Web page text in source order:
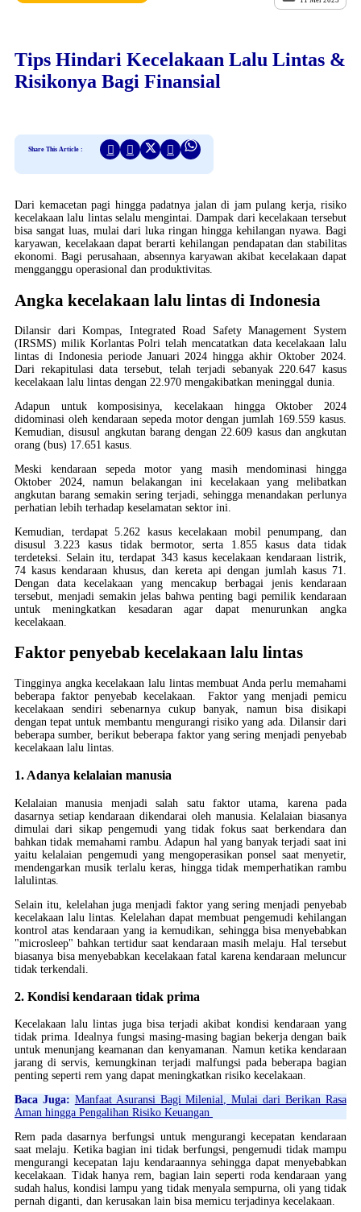
Tips Hindari Kecelakaan Lalu Lintas &
Risikonya Bagi Finansial
Share This Article :
Dari kemacetan pagi hingga padatnya jalan di jam pulang kerja, risiko
kecelakaan lalu lintas selalu mengintai. Dampak dari kecelakaan tersebut
bisa sangat luas, mulai dari luka ringan hingga kehilangan nyawa. Bagi
karyawan, kecelakaan dapat berarti kehilangan pendapatan dan stabilitas
ekonomi. Bagi perusahaan, absennya karyawan akibat kecelakaan dapat
mengganggu operasional dan produktivitas.
Angka kecelakaan lalu lintas di Indonesia
Dilansir dari Kompas, Integrated Road Safety Management System
(IRSMS) milik Korlantas Polri telah mencatatkan data kecelakaan lalu
lintas di Indonesia periode Januari 2024 hingga akhir Oktober 2024.
Dari rekapitulasi data tersebut, telah terjadi sebanyak 220.647 kasus
kecelakaan lalu lintas dengan 22.970 mengakibatkan meninggal dunia.
Adapun untuk komposisinya, kecelakaan hingga Oktober 2024
didominasi oleh kendaraan sepeda motor dengan jumlah 169.559 kasus.
Kemudian, disusul angkutan barang dengan 22.609 kasus dan angkutan
orang (bus) 17.651 kasus.
Meski kendaraan sepeda motor yang masih mendominasi hingga
Oktober 2024, namun belakangan ini kecelakaan yang melibatkan
angkutan barang semakin sering terjadi, sehingga menandakan perlunya
perhatian lebih terhadap keselamatan sektor ini.
Kemudian, terdapat 5.262 kasus kecelakaan mobil penumpang, dan
disusul 3.223 kasus tidak bermotor, serta 1.855 kasus data tidak
terdeteksi. Selain itu, terdapat 343 kasus kecelakaan kendaraan listrik,
74 kasus kendaraan khusus, dan kereta api dengan jumlah kasus 71.
Dengan data kecelakaan yang mencakup berbagai jenis kendaraan
tersebut, menjadi semakin jelas bahwa penting bagi pemilik kendaraan
untuk meningkatkan kesadaran agar dapat menurunkan angka
kecelakaan.
Faktor penyebab kecelakaan lalu lintas
Tingginya angka kecelakaan lalu lintas membuat Anda perlu memahami
beberapa faktor penyebab kecelakaan. Faktor yang menjadi pemicu
kecelakaan sendiri sebenarnya cukup banyak, namun bisa disikapi
dengan tepat untuk membantu mengurangi risiko yang ada. Dilansir dari
beberapa sumber, berikut beberapa faktor yang sering menjadi penyebab
kecelakaan lalu lintas.
1. Adanya kelalaian manusia
Kelalaian manusia menjadi salah satu faktor utama, karena pada
dasarnya setiap kendaraan dikendarai oleh manusia. Kelalaian biasanya
dimulai dari sikap pengemudi yang tidak fokus saat berkendara dan
bahkan tidak memahami rambu. Adapun hal yang banyak terjadi saat ini
yaitu kelalaian pengemudi yang mengoperasikan ponsel saat menyetir,
mendengarkan musik terlalu keras, hingga tidak memperhatikan rambu
lalulintas.
Selain itu, kelelahan juga menjadi faktor yang sering menjadi penyebab
kecelakaan lalu lintas. Kelelahan dapat membuat pengemudi kehilangan
kontrol atas kendaraan yang ia kemudikan, sehingga bisa menyebabkan
"microsleep" bahkan tertidur saat kendaraan masih melaju. Hal tersebut
biasanya bisa menyebabkan kecelakaan fatal karena kendaraan meluncur
tidak terkendali.
2. Kondisi kendaraan tidak prima
Kecelakaan lalu lintas juga bisa terjadi akibat kondisi kendaraan yang
tidak prima. Idealnya fungsi masing-masing bagian bekerja dengan baik
untuk menunjang keamanan dan kenyamanan. Namun ketika kendaraan
jarang di servis, kemungkinan terjadi malfungsi pada beberapa bagian
penting seperti rem yang dapat meningkatkan risiko kecelakaan.
Baca Juga: Manfaat Asuransi Bagi Milenial, Mulai dari Berikan Rasa
Aman hingga Pengalihan Risiko Keuangan
Rem pada dasarnya berfungsi untuk mengurangi kecepatan kendaraan
saat melaju. Ketika bagian ini tidak berfungsi, pengemudi tidak mampu
mengurangi kecepatan laju kendaraannya sehingga dapat menyebabkan
kecelakaan. Tidak hanya rem, bagian lain seperti roda kendaraan yang
sudah halus, kondisi lampu yang tidak menyala sempurna, oli yang tidak
pernah diganti, dan kerusakan lain bisa memicu terjadinya kecelakaan.